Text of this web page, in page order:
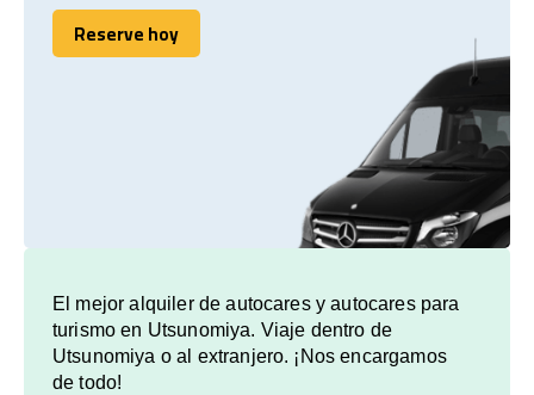
Reserve hoy
Reserve hoy
El mejor alquiler de autocares y autocares para
turismo en Utsunomiya. Viaje dentro de
Utsunomiya o al extranjero. ¡Nos encargamos
de todo!